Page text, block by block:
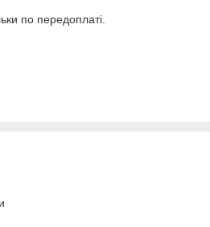
по передоплаті.